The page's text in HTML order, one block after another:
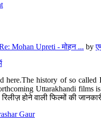
Mohan Upreti - मोहन ... by
here.The history of so called
Uttarakhandi films
होने वाली फिल्मों की
Gaur